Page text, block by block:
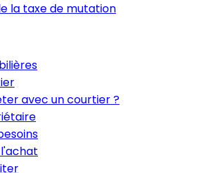
la taxe de mutation
avec un courtier ?